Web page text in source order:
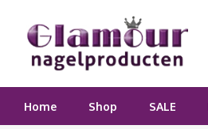
Home Shop SALE